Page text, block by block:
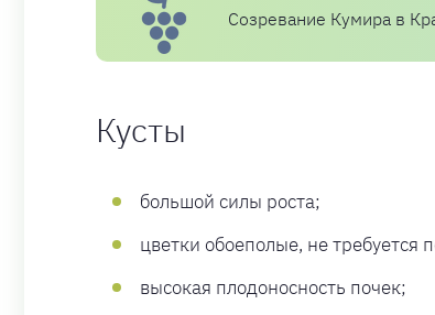
Созревание Кумира в
Кусты
большой силы роста;
цветки обоеполые, не требуется
высокая плодоносность почек;